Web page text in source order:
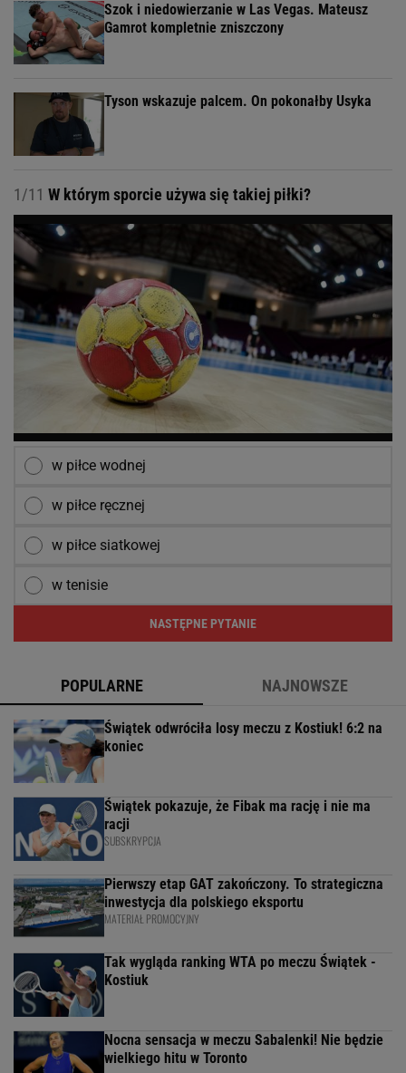
Szok i niedowierzanie w Las Vegas. Mateusz
Gamrot kompletnie zniszczony
Tyson wskazuje palcem. On pokonałby Usyka
1/11 W którym sporcie używa się takiej piłki?
w piłce wodnej
w piłce ręcznej
w piłce siatkowej
w tenisie
NASTĘPNE PYTANIE
POPULARNE NAJNOWSZE
Świątek odwróciła losy meczu z Kostiuk! 6:2 na
koniec
Świątek pokazuje, że Fibak ma rację i nie ma
racji
SUBSKRYPCJA
Pierwszy etap GAT zakończony. To strategiczna
inwestycja dla polskiego eksportu
MATERIAŁ PROMOCYJNY
Tak wygląda ranking WTA po meczu Świątek -
Kostiuk
Nocna sensacja w meczu Sabalenki! Nie będzie
wielkiego hitu w Toronto